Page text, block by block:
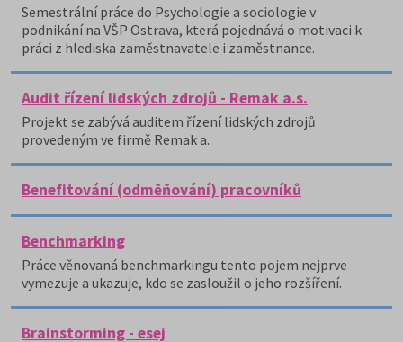
Semestrální práce do Psychologie a sociologie v
podnikání na VŠP Ostrava, která pojednává o motivaci k
práci z hlediska zaměstnavatele i zaměstnance.
Audit řízení lidských zdrojů - Remak a.s.
Projekt se zabývá auditem řízení lidských zdrojů
provedeným ve firmě Remak a.
Benefitování (odměňování) pracovníků
Benchmarking
Práce věnovaná benchmarkingu tento pojem nejprve
vymezuje a ukazuje, kdo se zasloužil o jeho rozšíření.
Brainstorming - esej